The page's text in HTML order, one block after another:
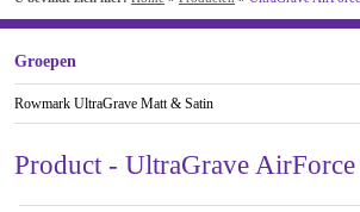
Groepen
Rowmark UltraGrave Matt & Satin
Product - UltraGrave